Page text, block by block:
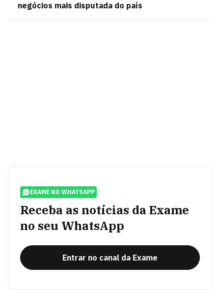
negócios mais disputada do país
EXAME NO WHATSAPP
Receba as notícias da Exame
no seu WhatsApp
Entrar no canal da Exame